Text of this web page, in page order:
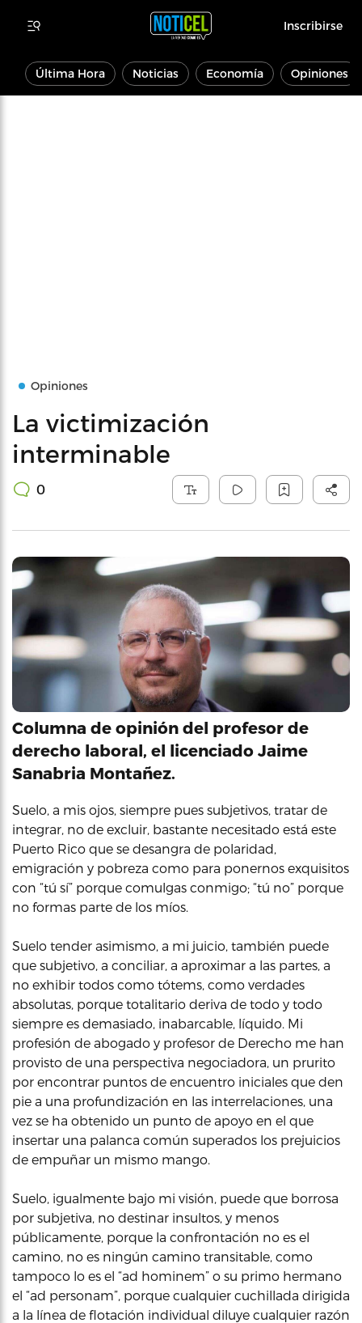
Inscribirse
Última Hora Noticias Economía Opiniones
Opiniones
La victimización
interminable
0
Columna de opinión del profesor de
derecho laboral, el licenciado Jaime
Sanabria Montañez.
Suelo, a mis ojos, siempre pues subjetivos, tratar de
integrar, no de excluir, bastante necesitado está este
Puerto Rico que se desangra de polaridad,
emigración y pobreza como para ponernos exquisitos
con “tú sí” porque comulgas conmigo; “tú no” porque
no formas parte de los míos.
Suelo tender asimismo, a mi juicio, también puede
que subjetivo, a conciliar, a aproximar a las partes, a
no exhibir todos como tótems, como verdades
absolutas, porque totalitario deriva de todo y todo
siempre es demasiado, inabarcable, líquido. Mi
profesión de abogado y profesor de Derecho me han
provisto de una perspectiva negociadora, un prurito
por encontrar puntos de encuentro iniciales que den
pie a una profundización en las interrelaciones, una
vez se ha obtenido un punto de apoyo en el que
insertar una palanca común superados los prejuicios
de empuñar un mismo mango.
Suelo, igualmente bajo mi visión, puede que borrosa
por subjetiva, no destinar insultos, y menos
públicamente, porque la confrontación no es el
camino, no es ningún camino transitable, como
tampoco lo es el “ad hominem” o su primo hermano
el “ad personam”, porque cualquier cuchillada dirigida
a la línea de flotación individual diluye cualquier razón